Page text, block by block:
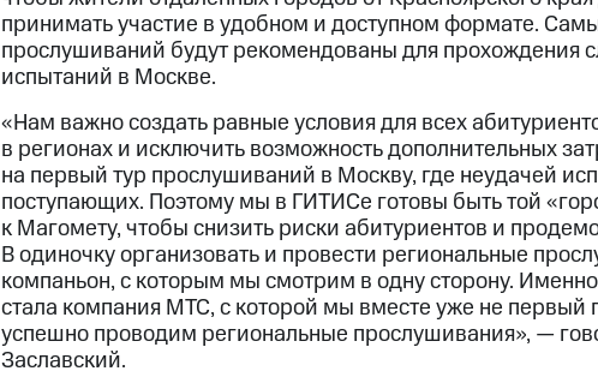
принимать участие в удобном и доступном формате.
прослушиваний будут рекомендованы для прохождения
испытаний в Москве.
«Нам важно создать равные условия для всех
в регионах и исключить возможность дополнительных
на первый тур прослушиваний в Москву, где неудачей
поступающих. Поэтому мы в ГИТИСе готовы быть той
к Магомету, чтобы снизить риски абитуриентов и
В одиночку организовать и провести региональные
компаньон, с которым мы смотрим в одну сторону.
стала компания МТС, с которой мы вместе уже не первый
успешно проводим региональные прослушивания», —
Заславский.